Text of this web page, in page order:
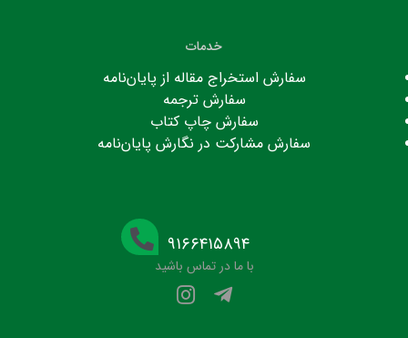
خدمات
سفارش استخراج مقاله از پایان‌نامه
سفارش ترجمه
سفارش چاپ کتاب
سفارش مشارکت در نگارش پایان‌نامه
۹۱۶۶۴۱۵۸۹۴
با ما در تماس باشید